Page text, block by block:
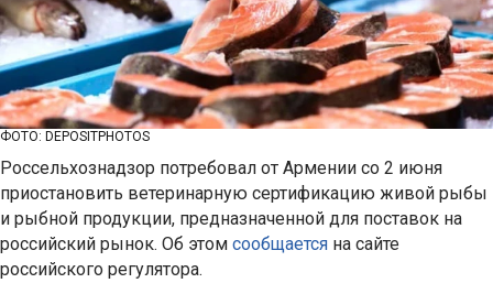
ФОТО: DEPOSITPHOTOS
Россельхознадзор потребовал от Армении со 2 июня
приостановить ветеринарную сертификацию живой рыбы
и рыбной продукции, предназначенной для поставок на
российский рынок. Об этом сообщается на сайте
российского регулятора.